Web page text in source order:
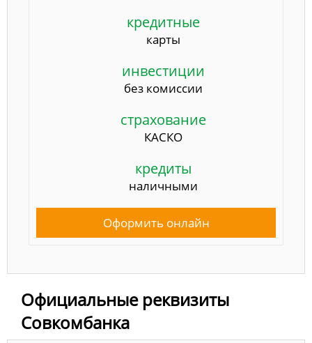
кредитные
карты
инвестиции
без комиссии
страхование
КАСКО
кредиты
наличными
Оформить онлайн
Официальные реквизиты
Совкомбанка